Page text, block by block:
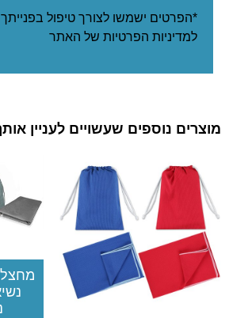
*הפרטים ישמשו לצורך טיפול
למדיניות הפרטיות של האתר
מוצרים נוספים שעשויים לעניין